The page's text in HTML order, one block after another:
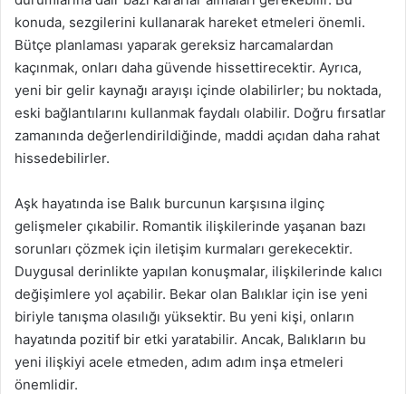
konuda, sezgilerini kullanarak hareket etmeleri önemli.
Bütçe planlaması yaparak gereksiz harcamalardan
kaçınmak, onları daha güvende hissettirecektir. Ayrıca,
yeni bir gelir kaynağı arayışı içinde olabilirler; bu noktada,
eski bağlantılarını kullanmak faydalı olabilir. Doğru fırsatlar
zamanında değerlendirildiğinde, maddi açıdan daha rahat
hissedebilirler.
Aşk hayatında ise Balık burcunun karşısına ilginç
gelişmeler çıkabilir. Romantik ilişkilerinde yaşanan bazı
sorunları çözmek için iletişim kurmaları gerekecektir.
Duygusal derinlikte yapılan konuşmalar, ilişkilerinde kalıcı
değişimlere yol açabilir. Bekar olan Balıklar için ise yeni
biriyle tanışma olasılığı yüksektir. Bu yeni kişi, onların
hayatında pozitif bir etki yaratabilir. Ancak, Balıkların bu
yeni ilişkiyi acele etmeden, adım adım inşa etmeleri
önemlidir.